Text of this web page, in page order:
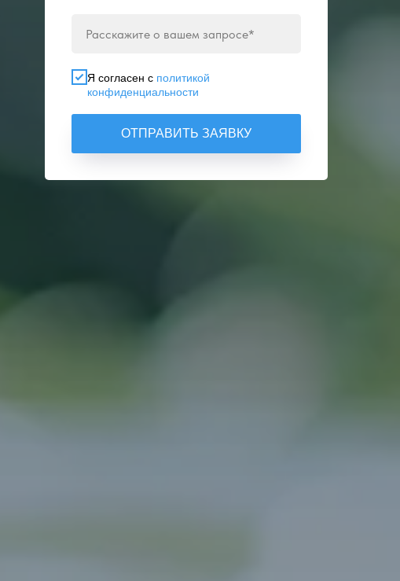
Я согласен с политикой
конфиденциальности
ОТПРАВИТЬ ЗАЯВКУ